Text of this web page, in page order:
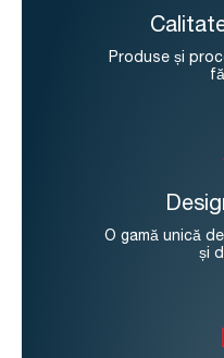
Produse și
O gamă unică
și